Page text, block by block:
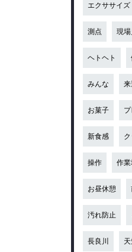
エクササイズ
測点 現
ヘトヘト
みんな 来
お菓子
新食感
操作 作
お昼休憩
汚れ防止
長良川